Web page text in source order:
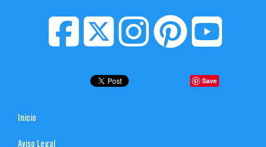
Save
Inicio
Aviso Legal